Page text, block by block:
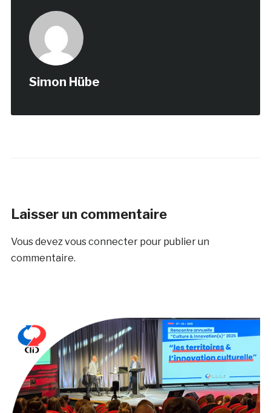
Simon Hübe
Laisser un commentaire
Vous devez vous connecterpour publier un
commentaire.